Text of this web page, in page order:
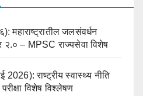
महाराष्ट्रातील जलसंवर्धन
– MPSC राज्यसेवा विशेष
राष्ट्रीय स्वास्थ्य नीति
विशेष विश्लेषण